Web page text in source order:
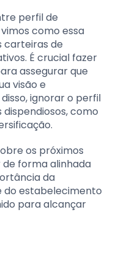
perfil de
como essa
carteiras de
É crucial fazer
assegurar que
visão e
ignorar o perfil
como
os próximos
forma alinhada
da
do estabelecimento
para alcançar